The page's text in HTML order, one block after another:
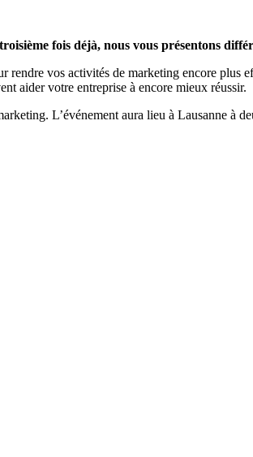
fois déjà, nous vous présentons
rendre vos activités de marketing encore
aider votre entreprise à encore mieux réussir.
L’événement aura lieu à Lausanne à